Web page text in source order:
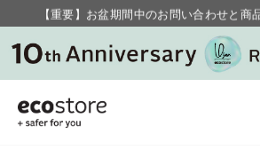
【重要】お盆期間中のお問い合わせと商
毎月お得にポイントが貯まる！ “月のポ